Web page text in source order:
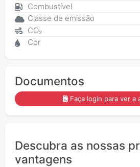
Combustível
Classe de emissão
CO₂
Cor
Documentos
Faça login para ver a
Descubra as nossas
vantagens